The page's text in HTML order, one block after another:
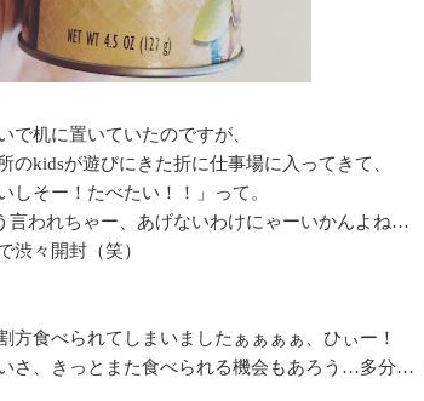
で机に置いていたのですが、
のkidsが遊びにきた折に仕事場に入ってきて、
しそー！たべたい！！」って。
言われちゃー、あげないわけにゃーいかんよね…
渋々開封（笑）
方食べられてしまいましたぁぁぁぁ、ひぃー！
さ、きっとまた食べられる機会もあろう…多分…